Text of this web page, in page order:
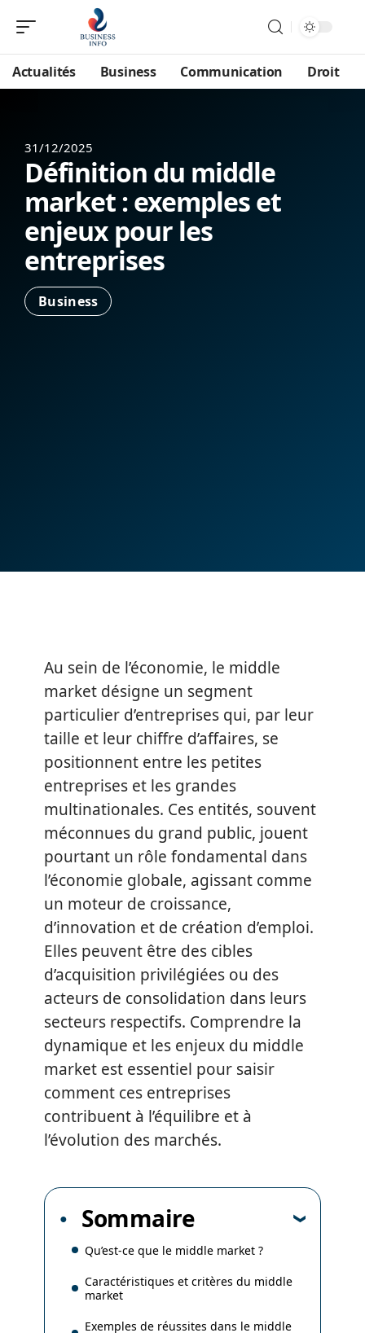
Actualités Business Communication Droit
31/12/2025
Définition du middle
market : exemples et
enjeux pour les
entreprises
Business
Au sein de l’économie, le middle
market désigne un segment
particulier d’entreprises qui, par leur
taille et leur chiffre d’affaires, se
positionnent entre les petites
entreprises et les grandes
multinationales. Ces entités, souvent
méconnues du grand public, jouent
pourtant un rôle fondamental dans
l’économie globale, agissant comme
un moteur de croissance,
d’innovation et de création d’emploi.
Elles peuvent être des cibles
d’acquisition privilégiées ou des
acteurs de consolidation dans leurs
secteurs respectifs. Comprendre la
dynamique et les enjeux du middle
market est essentiel pour saisir
comment ces entreprises
contribuent à l’équilibre et à
l’évolution des marchés.
Sommaire
Qu’est-ce que le middle market ?
Caractéristiques et critères du middle
market
Exemples de réussites dans le middle